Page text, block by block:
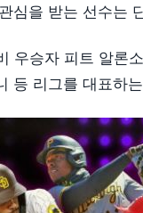
심을 받는 선수는
우승자 피트 알론
등 리그를 대표하